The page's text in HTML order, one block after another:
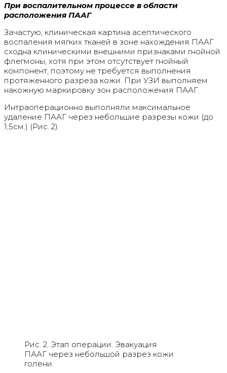
При воспалительном процессе в области
расположения ПААГ
Зачастую, клиническая картина асептического
воспаления мягких тканей в зоне нахождения ПААГ
сходна клиническими внешними признаками гнойной
флегмоны, хотя при этом отсутствует гнойный
компонент, поэтому не требуется выполнения
протяженного разреза кожи. При УЗИ выполняем
накожную маркировку зон расположения ПААГ.
Интраоперационно выполняли максимальное
удаление ПААГ через небольшие разрезы кожи (до
1,5см.) (Рис. 2).
Рис. 2. Этап операции. Эвакуация
ПААГ через небольшой разрез кожи
голени.